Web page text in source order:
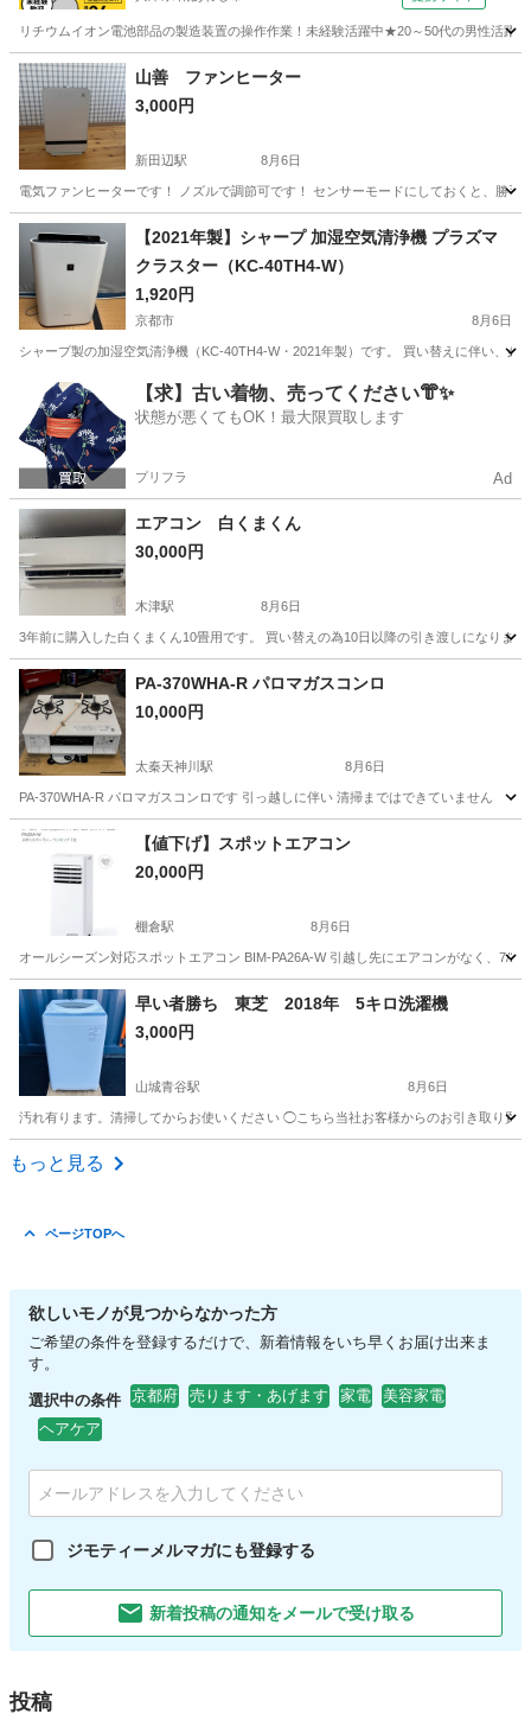
リチウムイオン電池部品の製造装置の操作作業！未経験活躍中★20～50代の男性活
兵庫 南あわじ市山善 ファンヒーター
3,000円
新田辺駅 8月6日
電気ファンヒーターです！ ノズルで調節可です！ センサーモードにしておくと、勝手
京都 京田辺市 新田辺駅 季節、空調家電
【2021年製】シャープ 加湿空気清浄機 プラズマ
クラスター（KC-40TH4-W）
1,920円
京都市 8月6日
シャープ製の加湿空気清浄機（KC-40TH4-W・2021年製）です。 買い替えに伴い、
京都 京都市 季節、空調家電
【求】古い着物、売ってください👘✨
状態が悪くてもOK！最大限買取します
プリフラ Ad
エアコン 白くまくん
30,000円
木津駅 8月6日
3年前に購入した白くまくん10畳用です。 買い替えの為10日以降の引き渡しになりま
京都 木津川市 季節、空調家電
PA-370WHA-R パロマガスコンロ
10,000円
太秦天神川駅 8月6日
PA-370WHA-R パロマガスコンロです 引っ越しに伴い 清掃まではできていません
京都 京都市 太秦天神川駅 生活家電
【値下げ】スポットエアコン
20,000円
棚倉駅 8月6日
オールシーズン対応スポットエアコン BIM-PA26A-W 引越し先にエアコンがなく、7/
京都 木津川市 棚倉駅 季節、空調家電 スポットエアコン
早い者勝ち 東芝 2018年 5キロ洗濯機
3,000円
山城青谷駅 8月6日
汚れ有ります。清掃してからお使いください ◯こちら当社お客様からのお引き取り買
京都 城陽市
もっと見る
ページTOPへ
欲しいモノが見つからなかった方
ご希望の条件を登録するだけで、新着情報をいち早くお届け出来ま
す。
選択中の条件 京都府 売ります・あげます 家電
美容家電
ヘアケア
ジモティーメルマガにも登録する
新着投稿の通知をメールで受け取る
投稿